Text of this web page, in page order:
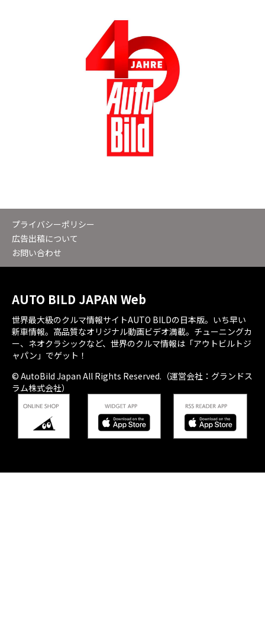
プライバシーポリシー
広告出稿について
お問い合わせ
AUTO BILD JAPAN Web
世界最大級のクルマ情報サイトAUTO BILDの日本版。いち早い
新車情報。高品質なオリジナル動画ビデオ満載。チューニングカ
ー、ネオクラシックなど、世界のクルマ情報は「アウトビルトジ
ャパン」でゲット！
© AutoBild Japan All Rights Reserved.（運営会社：グランドス
ラム株式会社）